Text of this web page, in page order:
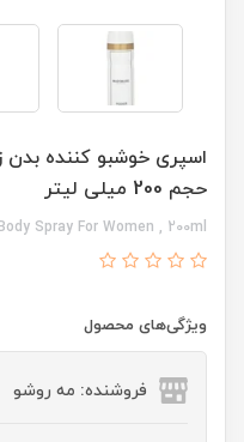
حجم 200 میلی لیتر
Spray For Women , 200ml
ویژگی‌های محصول
فروشنده: مه رو‌شو